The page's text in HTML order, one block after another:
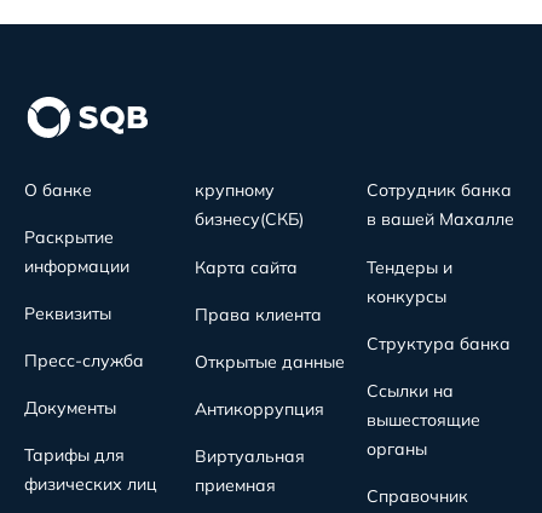
О банке
Раскрытие
информации
Реквизиты
Пресс-служба
Документы
Тарифы для
физических лиц
крупному
бизнесу(СКБ)
Карта сайта
Права клиента
Открытые данные
Антикоррупция
Виртуальная
приемная
Сотрудник банка
в вашей Махалле
Тендеры и
конкурсы
Структура банка
Ссылки на
вышестоящие
органы
Справочник